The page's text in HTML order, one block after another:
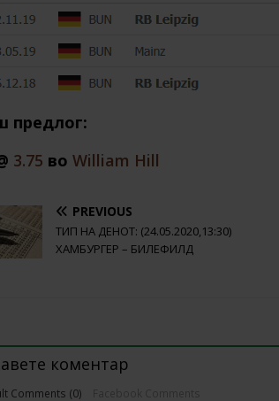
предлог:
3.75 во William Hill
PREVIOUS
ТИП НА ДЕНОТ: (24.05.2020,13:30)
ХАМБУРГЕР – БИЛЕФИЛД
коментар
Comments (0)